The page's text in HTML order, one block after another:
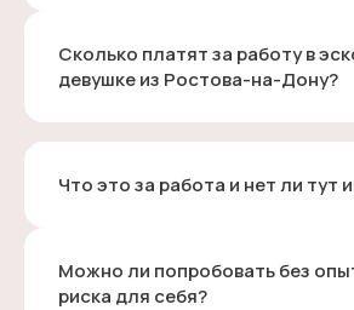
Сколько платят за работу в
девушке из Ростова-на-Дону?
Что это за работа и нет ли тут
Можно ли попробовать без
риска для себя?